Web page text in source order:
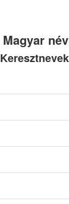
Magyar